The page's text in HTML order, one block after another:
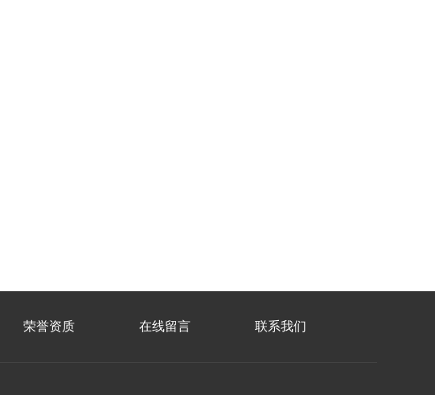
荣誉资质 在线留言 联系我们